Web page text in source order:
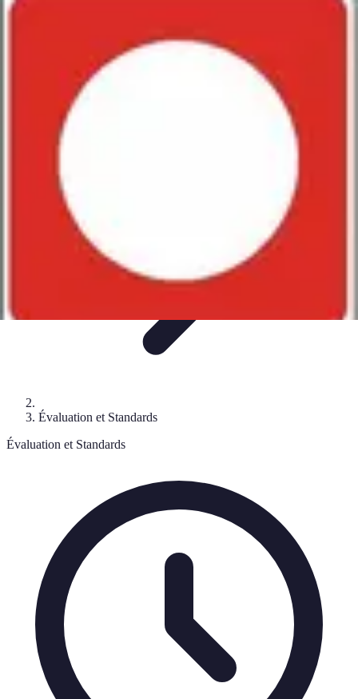
Shopping Accessible
Mode Accessible
Shopping Accessible
Évaluation et Standards
Évaluation et Standards